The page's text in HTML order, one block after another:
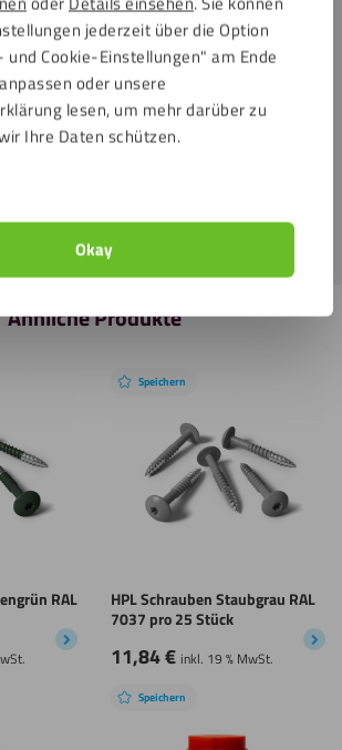
jederzeit über die Option
und Cookie-Einstellungen" am Ende
oder unsere
lesen, um mehr darüber zu
Ihre Daten schützen.
Okay
Abstandshalter bieten auch die
hinter der Kunststoffplatte zu
praktische Optionen für die
Kunststoff – Plattenmaterials
Ähnliche Produkte
RAL
Speichern
HPL Schrauben Staubgrau RAL
7037 pro 25 Stück
11,84€ inkl. 19 % MwSt.
Speichern